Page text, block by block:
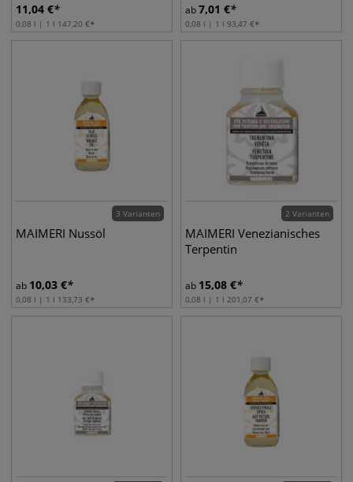
11,04 €
0,08 l | 1 l 147,20 €
ab7,01 €
0,08 l | 1 l 93,47 €
3 Varianten
MAIMERI Nussöl
ab 10,03 €
0,08 l | 1 l 133,73 €
2 Varianten
MAIMERI Venezianisches
Terpentin
ab 15,08 €
0,08 l | 1 l 201,07 €